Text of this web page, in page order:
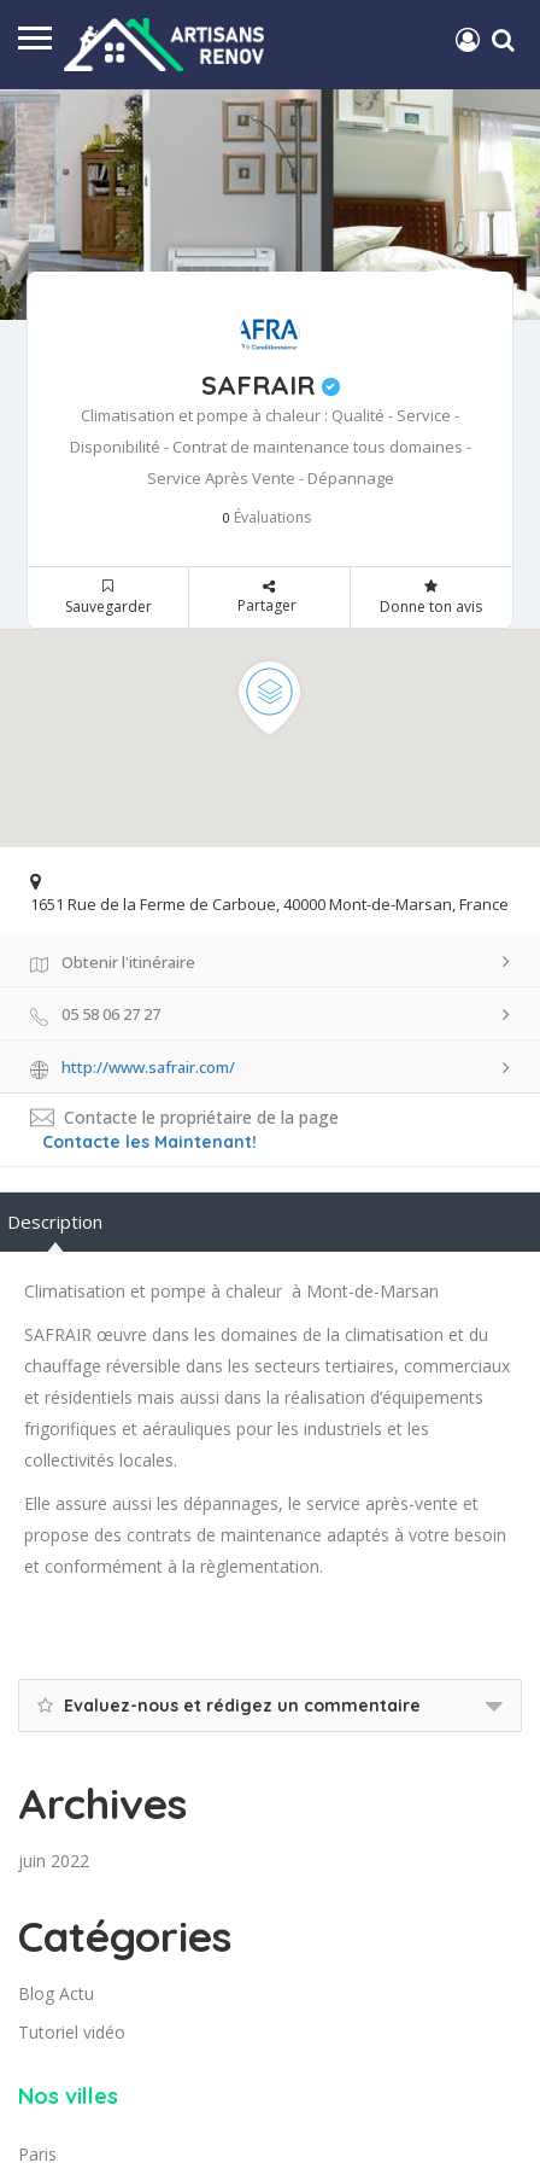
SAFRAIR
Climatisation et pompe à chaleur : Qualité - Service -
Disponibilité - Contrat de maintenance tous domaines -
Service Après Vente - Dépannage
0 Évaluations
Sauvegarder Partager Donne ton avis
1651 Rue de la Ferme de Carboue, 40000 Mont-de-Marsan, France
Obtenir l'itinéraire
05 58 06 27 27
http://www.safrair.com/
Contacte le propriétaire de la page
Contacte les Maintenant!
Description
Climatisation et pompe à chaleur à Mont-de-Marsan
SAFRAIR œuvre dans les domaines de la climatisation et du
chauffage réversible dans les secteurs tertiaires, commerciaux
et résidentiels mais aussi dans la réalisation d’équipements
frigorifiques et aérauliques pour les industriels et les
collectivités locales.
Elle assure aussi les dépannages, le service après-vente et
propose des contrats de maintenance adaptés à votre besoin
et conformément à la règlementation.
Evaluez-nous et rédigez un commentaire
Archives
juin 2022
Catégories
Blog Actu
Tutoriel vidéo
Nos villes
Paris